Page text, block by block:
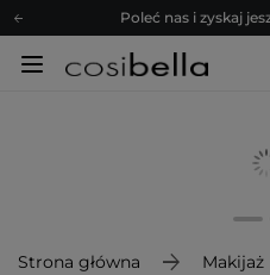
Poleć nas i zyskaj
Zapisz się na
Poleć nas i zyskaj
Strona główna Makijaż